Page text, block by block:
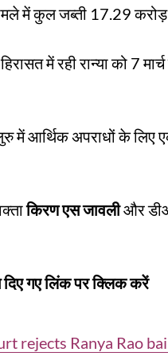
में कुल जब्ती 17.29 करोड़
में रही रान्या को 7
आर्थिक अपराधों के लिए
किरण एस जावलीऔर
गए लिंक पर क्लिक करें
rejects Ranya Rao